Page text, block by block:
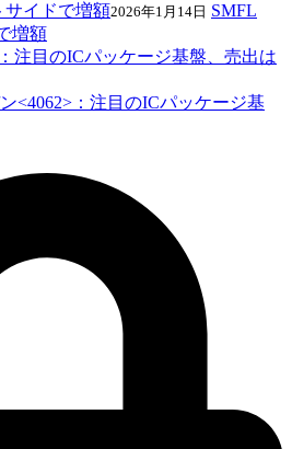
2026年1月14日 SMFL
増額
<4062>：注目のICパッケージ基